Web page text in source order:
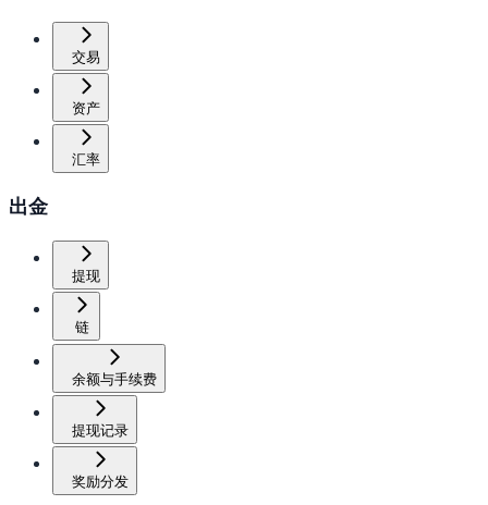
交易
资产
汇率
出金
提现
链
余额与手续费
提现记录
奖励分发